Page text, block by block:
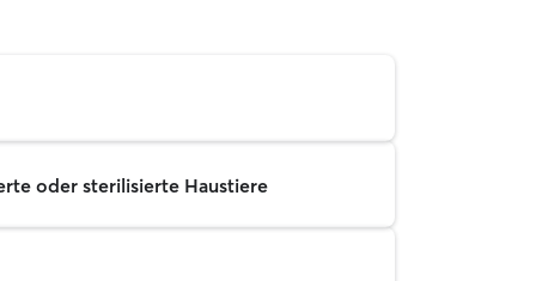
oder sterilisierte Haustiere